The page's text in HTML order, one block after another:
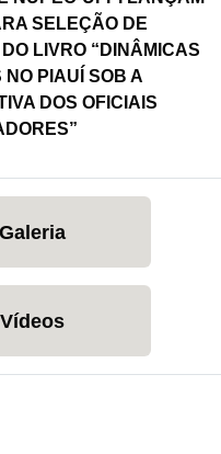
SELEÇÃO DE
LIVRO “DINÂMICAS
NO PIAUÍ SOB A
DOS OFICIAIS
Galeria
Vídeos